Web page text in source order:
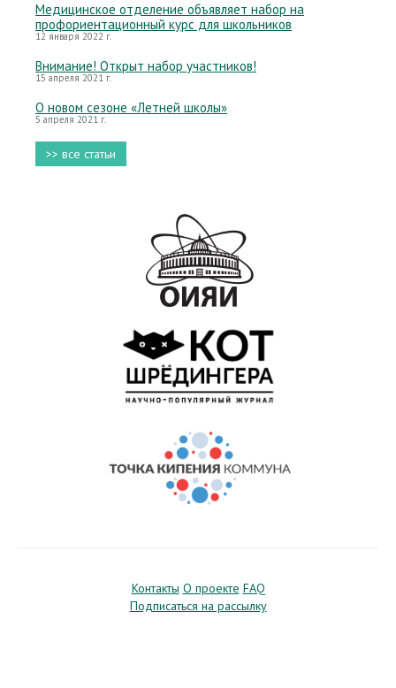
Медицинское отделение объявляет набор на
профориентационный курс для школьников
12 января 2022 г.
Внимание! Открыт набор участников!
15 апреля 2021 г.
О новом сезоне «Летней школы»
5 апреля 2021 г.
>> все статьи
Контакты О проекте FAQ
Подписаться на рассылку